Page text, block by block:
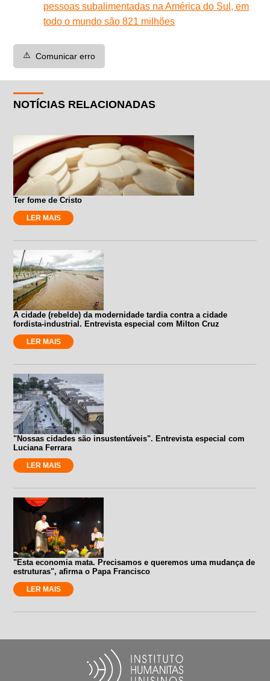
pessoas subalimentadas na América do Sul, em
todo o mundo são 821 milhões
⚠️ Comunicar erro
NOTÍCIAS RELACIONADAS
Ter fome de Cristo
LER MAIS
A cidade (rebelde) da modernidade tardia contra a cidade
fordista-industrial. Entrevista especial com Milton Cruz
LER MAIS
"Nossas cidades são insustentáveis". Entrevista especial com
Luciana Ferrara
LER MAIS
"Esta economia mata. Precisamos e queremos uma mudança de
estruturas", afirma o Papa Francisco
LER MAIS